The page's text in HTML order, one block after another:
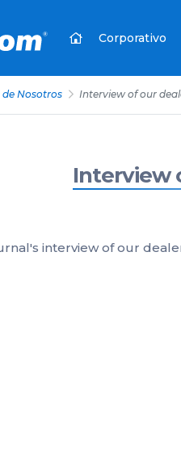
Corporativo
Nosotros Interview of our
Interview
interview of our